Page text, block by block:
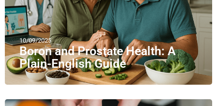
10/09/2025
Boron and Prostate Health: A
Plain-English Guide